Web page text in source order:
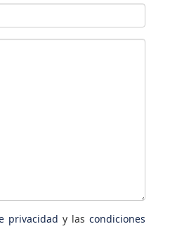
privacidad y las condiciones